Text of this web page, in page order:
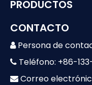
PRODUCTOS
CONTACTO
 Persona de
 Teléfono: +86-
 Correo